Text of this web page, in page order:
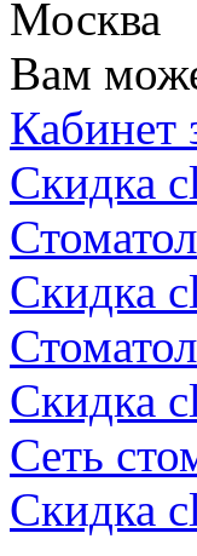
Москва
Вам
Кабинет
Скидка
Скидка
Скидка
Сеть
Скидка